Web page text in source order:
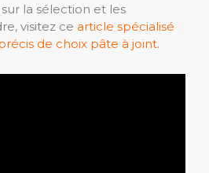
la sélection et les
visitez ce article spécialisé
de choix pâte à joint.